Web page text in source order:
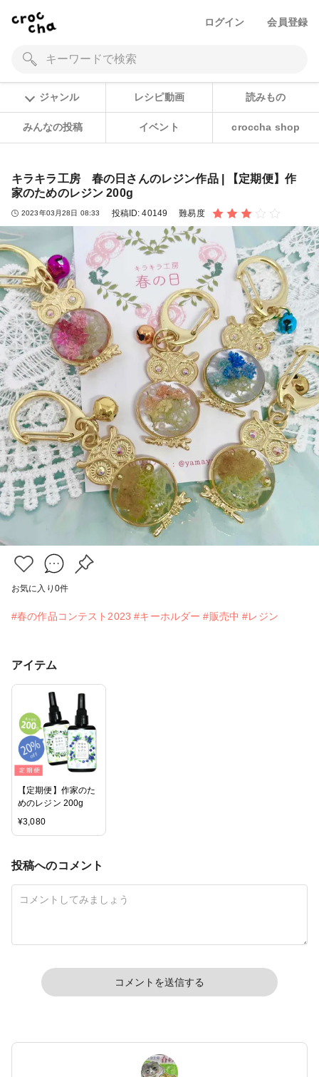
ログイン 会員登録
ジャンル レシピ動画 読みもの
みんなの投稿 イベント croccha shop
キラキラ工房 春の日さんのレジン作品 | 【定期便】作
家のためのレジン 200g
2023年03月28日 08:33 投稿ID:40149 難易度
お気に入り 0件
#春の作品コンテスト2023 #キーホルダー #販売中 #レジン
アイテム
【定期便】作家のた
めのレジン 200g
¥3,080
投稿へのコメント
コメントを送信する